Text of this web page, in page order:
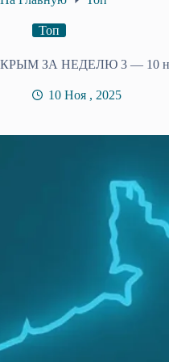
Топ
КРЫМ ЗА НЕДЕЛЮ 3 — 10
10 Ноя , 2025